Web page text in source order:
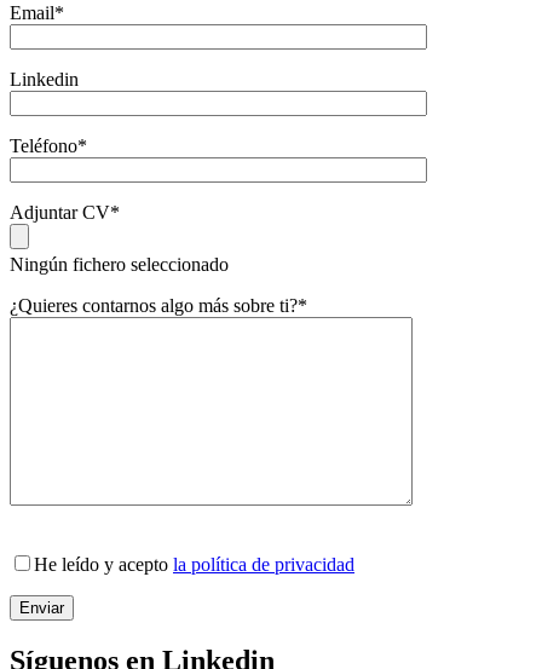
Email*
Linkedin
Teléfono*
Adjuntar CV*
Ningún fichero seleccionado
¿Quieres contarnos algo más sobre ti?*
He leído y acepto la política de privacidad
Síguenos en Linkedin